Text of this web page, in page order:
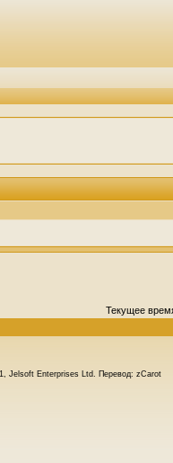
Текущее
Jelsoft Enterprises Ltd. Перевод: zCarot